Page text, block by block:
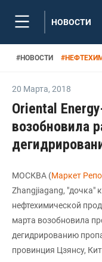
НОВОСТИ
#НОВОСТИ #
20 Марта, 2018
Oriental
возобновила
МОСКВА (Маркет
Zhangjiagang, "дочка"
нефтехимической
марта возобновила
дегидрированию
провинция Цзянсу,